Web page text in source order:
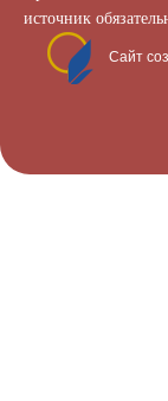
источник
Сайт